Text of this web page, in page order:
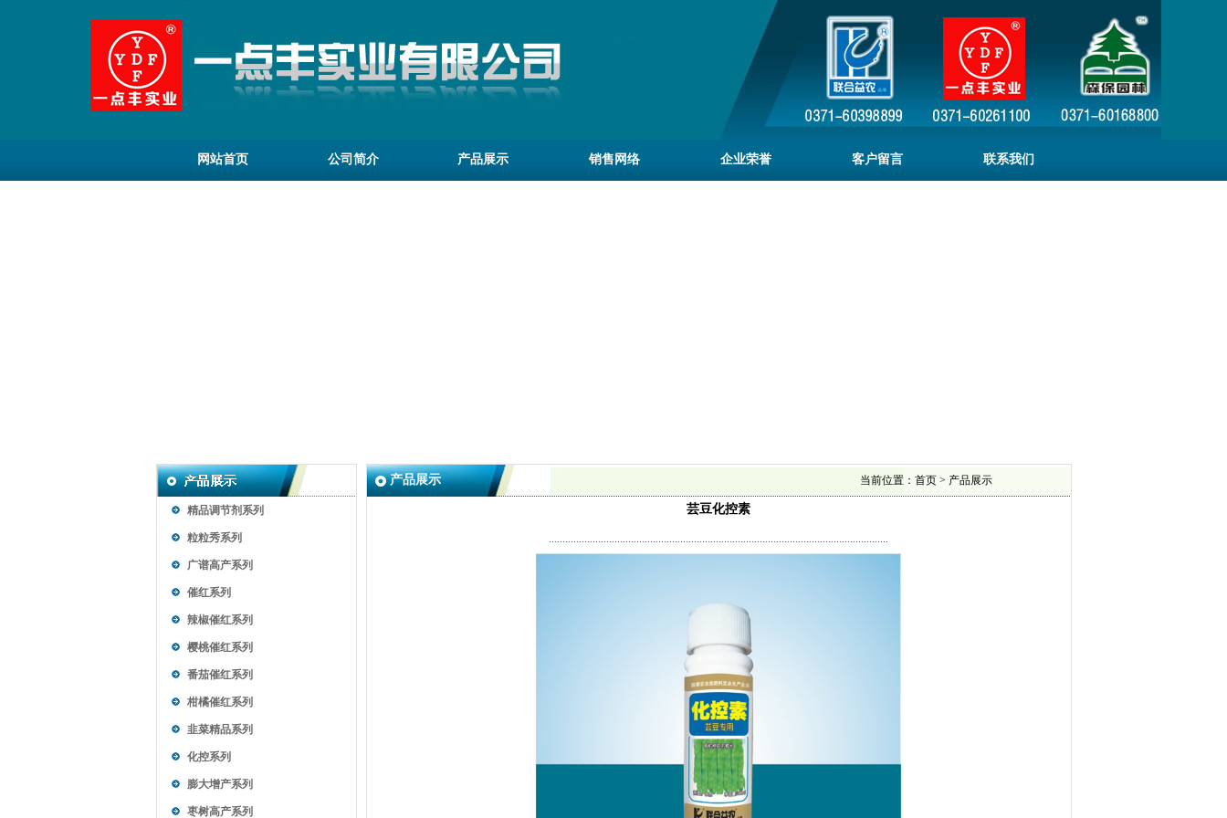
网站首页 公司简介 产品展示 销售网络 企业荣誉 客户留言 联系我们
精品调节剂系列
粒粒秀系列
广谱高产系列
催红系列
辣椒催红系列
樱桃催红系列
番茄催红系列
柑橘催红系列
韭菜精品系列
化控系列
膨大增产系列
枣树高产系列
产品展示 当前位置：首页 > 产品展示
芸豆化控素
............................................................................................................................